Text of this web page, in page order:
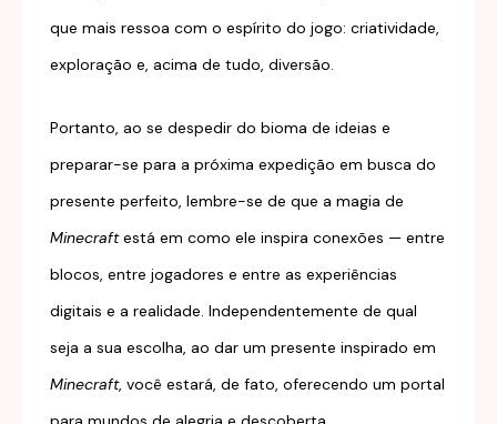
que mais ressoa com o espírito do jogo: criatividade,
exploração e, acima de tudo, diversão.
Portanto, ao se despedir do bioma de ideias e
preparar-se para a próxima expedição em busca do
presente perfeito, lembre-se de que a magia de
Minecraftestá em como ele inspira conexões — entre
blocos, entre jogadores e entre as experiências
digitais e a realidade. Independentemente de qual
seja a sua escolha, ao dar um presente inspirado em
Minecraft, você estará, de fato, oferecendo um portal